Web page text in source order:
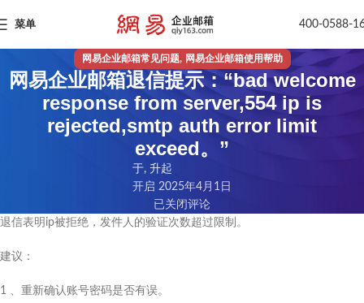
菜单 400-0588-
网易企业邮箱常见问题, 网易企业邮箱使用帮助
网易企业邮箱退信提示：“bad welcome
response from server,554 ip is
rejected,smtp auth error limit
exceed。”
于, 升起
开启 2025年4月1日
已关闭评论
退信表明ip被拒绝，发件人的验证次数超过限制。
建议：
1 、重新确认账号密码是否有误。